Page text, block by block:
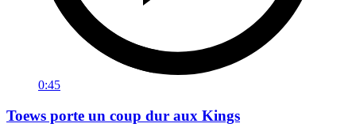
0:45
Toews porte un coup dur aux Kings